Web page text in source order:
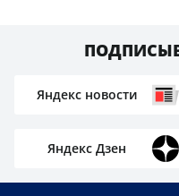
Яндекс новости
Яндекс Дзен